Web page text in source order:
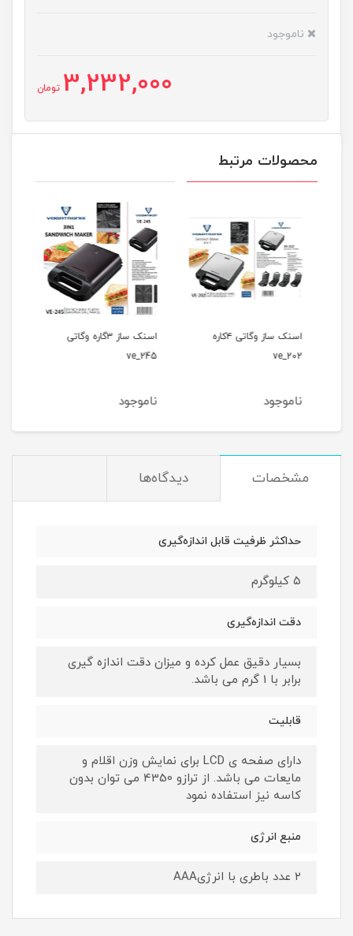
ناموجود
3,232,000 تومان
محصولات مرتبط
اسنک ساز وگاتی ۴کاره
ve_202
ناموجود
اسنک ساز ۳گاره وگاتی
ve_245
ناموجود
مشخصات دیدگاه‌ها
حداکثر ظرفیت قابل اندازه‌گیری
۵ کیلوگرم
دقت اندازه‌گیری
بسیار دقیق عمل کرده و میزان دقت اندازه گیری
برابر با 1 گرم می باشد.
قابلیت
دارای صفحه ی LCD برای نمایش وزن اقلام و
مایعات می باشد. از ترازو 4350 می توان بدون
کاسه نیز استفاده نمود
منبع انرژی
۲ عدد باطری با انرژیAAA